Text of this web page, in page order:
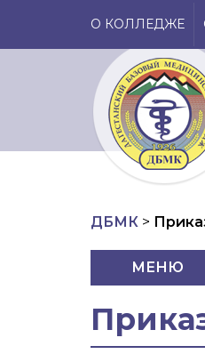
О КОЛЛЕДЖЕ
ДБМК >
МЕНЮ